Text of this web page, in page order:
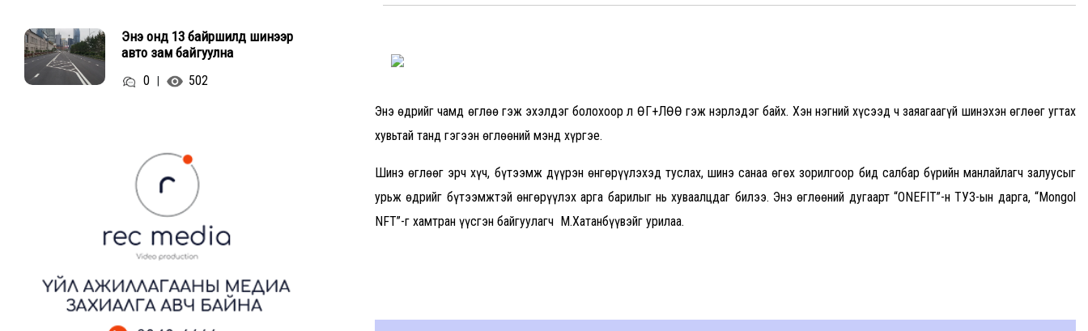
Энэ онд 13 байршилд шинээр
авто зам байгуулна
0 502
Энэ өдрийг чамд өглөө гэж эхэлдэг болохоор л ӨГ+ЛӨӨ гэж нэрлэдэг байх. Хэн нэгний хүсээд ч заяагаагүй шинэхэн өглөөг угтах
хувьтай танд гэгээн өглөөний мэнд хүргэе.
Шинэ өглөөг эрч хүч, бүтээмж дүүрэн өнгөрүүлэхэд туслах, шинэ санаа өгөх зорилгоор бид салбар бүрийн манлайлагч залуусыг
урьж өдрийг бүтээмжтэй өнгөрүүлэх арга барилыг нь хуваалцдаг билээ. Энэ өглөөний дугаарт “ONEFIT”-н ТУЗ-ын дарга, “Mongol
NFT”-г хамтран үүсгэн байгуулагч М.Хатанбүүвэйг урилаа.